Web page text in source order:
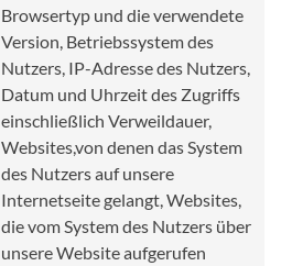
Browsertyp und die verwendete
Version, Betriebssystem des
Nutzers, IP-Adresse des Nutzers,
Datum und Uhrzeit des Zugriffs
einschließlich Verweildauer,
Websites,von denen das System
des Nutzers auf unsere
Internetseite gelangt, Websites,
die vom System des Nutzers über
unsere Website aufgerufen